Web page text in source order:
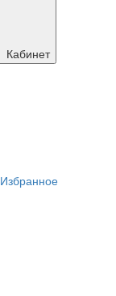
Кабинет
Избранное